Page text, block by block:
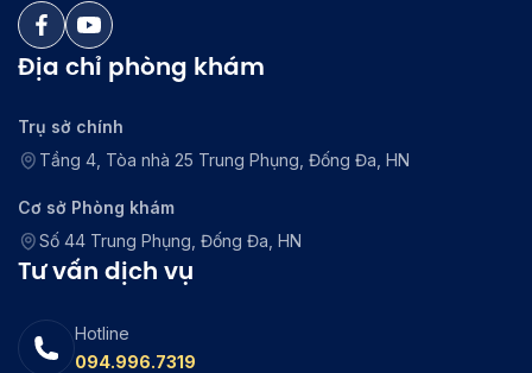
Địa chỉ phòng khám
Trụ sở chính
Tầng 4, Tòa nhà 25 Trung Phụng, Đống Đa, HN
Cơ sở Phòng khám
Số 44 Trung Phụng, Đống Đa, HN
Tư vấn dịch vụ
Hotline
094.996.7319